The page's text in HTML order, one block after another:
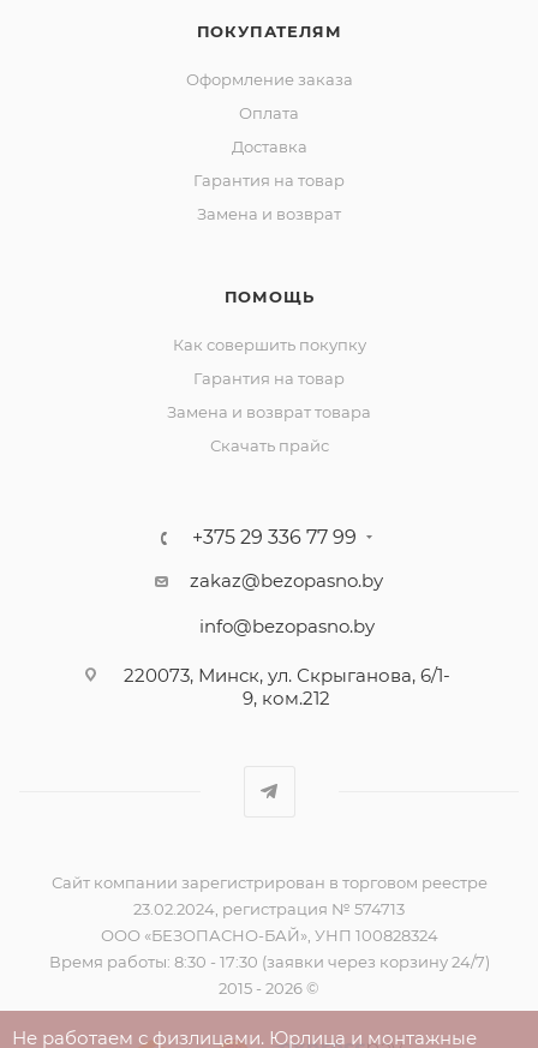
ПОКУПАТЕЛЯМ
Оформление заказа
Оплата
Доставка
Гарантия на товар
Замена и возврат
ПОМОЩЬ
Как совершить покупку
Гарантия на товар
Замена и возврат товара
Скачать прайс
+375 29 336 77 99
zakaz@bezopasno.by
info@bezopasno.by
220073, Минск, ул. Скрыганова, 6/1-
9, ком.212
Сайт компании зарегистрирован в торговом реестре
23.02.2024, регистрация № 574713
ООО «БЕЗОПАСНО-БАЙ», УНП 100828324
Время работы: 8:30 - 17:30 (заявки через корзину 24/7)
2015 - 2026 ©
Не работаем с физлицами. Юрлица и монтажные